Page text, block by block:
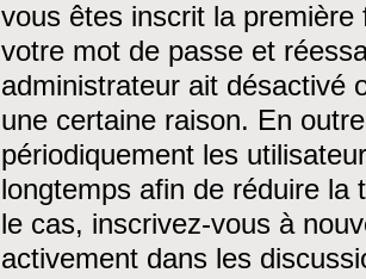
vous êtes inscrit la première
votre mot de passe et
administrateur ait désactivé
une certaine raison. En
périodiquement les
longtemps afin de réduire la
le cas, inscrivez-vous à
activement dans les